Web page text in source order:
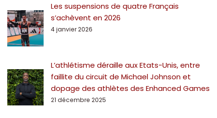
Les suspensions de quatre Français
s’achèvent en 2026
4 janvier 2026
L’athlétisme déraille aux Etats-Unis, entre
faillite du circuit de Michael Johnson et
dopage des athlètes des Enhanced Games
21 décembre 2025